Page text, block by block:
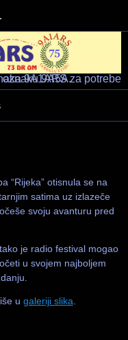
– 9A5A
upotrebljava i oznaku 9A5A.
“Rijeka” otisnula se na
satima uz izlazeče
svoju avanturu pred
je radio festival mogao
u svojem najboljem
u galeriji slika